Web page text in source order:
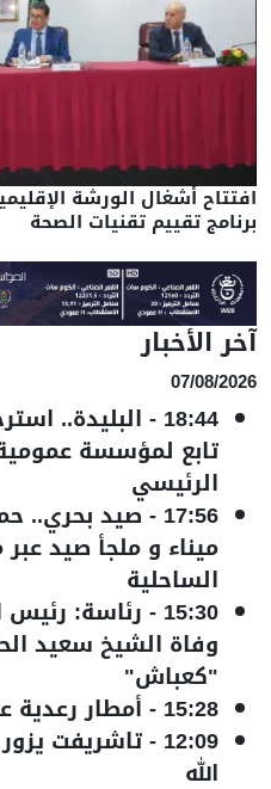
افتتاح أشغال الورشة
برنامج تقييم تقنيات الصحة
آخر الأخبار
07/08/2026
18:44
- البليدة..
تابع لمؤسسة
الرئيسي
17:56
-
ميناء و ملجأ صيد
الساحلية
15:30
- رئاسة:
وفاة الشيخ سعيد
"كعباش"
15:28
- أمطار رعدية
12:09
-تاشريفت
الله